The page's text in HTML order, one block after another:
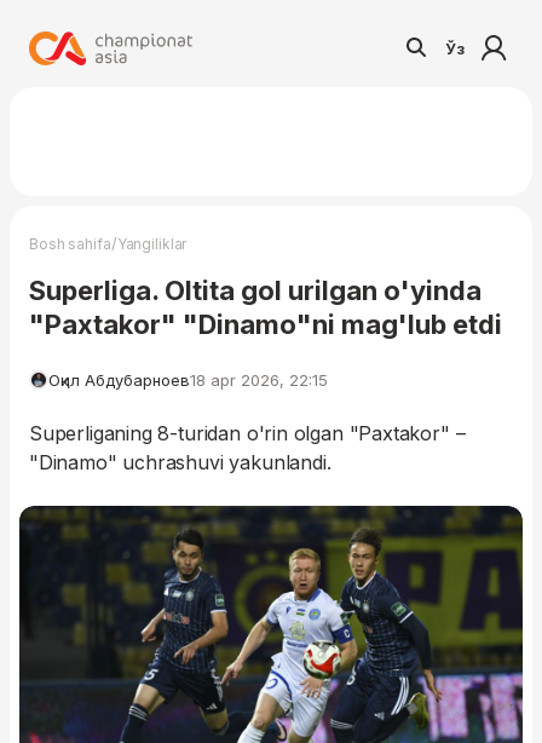
Ўз
Bosh sahifa/Yangiliklar
Superliga. Oltita gol urilgan o'yinda
"Paxtakor" "Dinamo"ni mag'lub etdi
Оқил Абдубарноев18 apr 2026, 22:15
Superliganing 8-turidan o'rin olgan "Paxtakor" –
"Dinamo" uchrashuvi yakunlandi.